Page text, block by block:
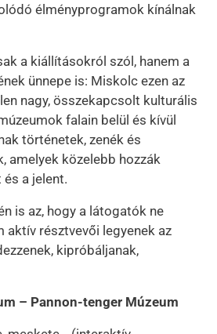
élményprogramok kínálnak
a kiállításokról szól, hanem a
ünnepe is: Miskolc ezen az
nagy, összekapcsolt kulturális
falain belül és kívül
történetek, zenék és
amelyek közelebb hozzák
a jelent.
is az, hogy a látogatók ne
aktív résztvevői legyenek az
kipróbáljanak,
– Pannon-tenger Múzeum